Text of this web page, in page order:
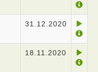
31.12.2020
18.11.2020